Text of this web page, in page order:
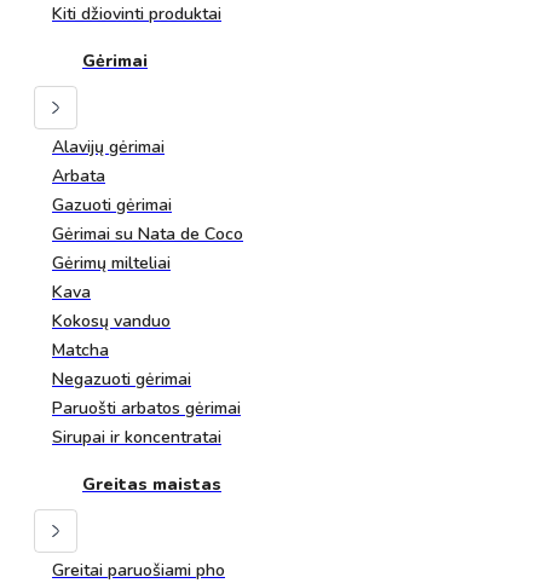
Kiti džiovinti produktai
Gėrimai
Alavijų gėrimai
Arbata
Gazuoti gėrimai
Gėrimai su Nata de Coco
Gėrimų milteliai
Kava
Kokosų vanduo
Matcha
Negazuoti gėrimai
Paruošti arbatos gėrimai
Sirupai ir koncentratai
Greitas maistas
Greitai paruošiami pho